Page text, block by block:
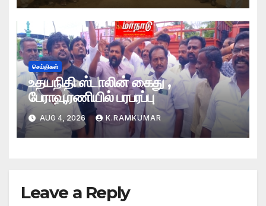
செய்திகள்
உதயநிதி ஸ்டாலின் கைது ,
பேராவூரணியில் பரபரப்பு
AUG 4, 2026 K.RAMKUMAR
Leave a Reply